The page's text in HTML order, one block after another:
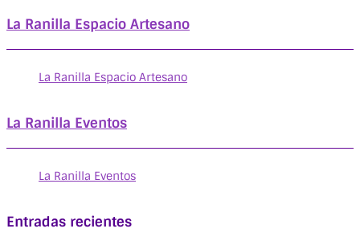
La Ranilla Espacio Artesano
La Ranilla Espacio Artesano
La Ranilla Eventos
La Ranilla Eventos
Entradas recientes